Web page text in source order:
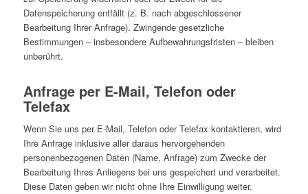
Datenspeicherung entfällt (z. B. nach abgeschlossener
Bearbeitung Ihrer Anfrage). Zwingende gesetzliche
Bestimmungen – insbesondere Aufbewahrungsfristen – bleiben
unberührt.
Anfrage per E-Mail, Telefon oder
Telefax
Wenn Sie uns per E-Mail, Telefon oder Telefax kontaktieren, wird
Ihre Anfrage inklusive aller daraus hervorgehenden
personenbezogenen Daten (Name, Anfrage) zum Zwecke der
Bearbeitung Ihres Anliegens bei uns gespeichert und verarbeitet.
Diese Daten geben wir nicht ohne Ihre Einwilligung weiter.